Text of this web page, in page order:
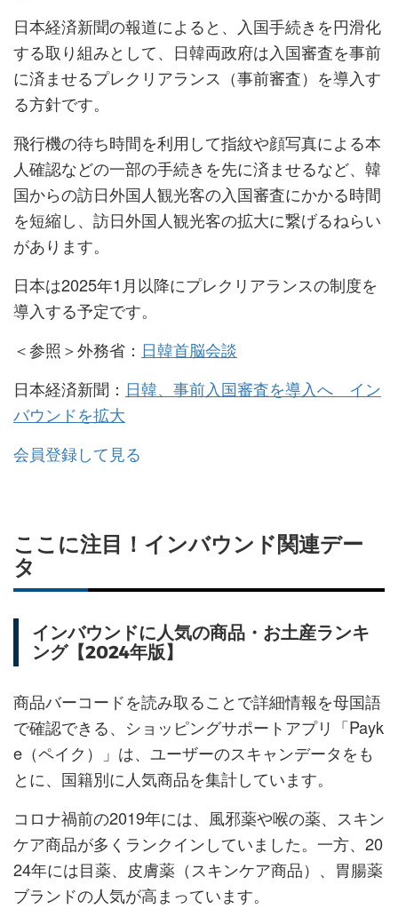
日本経済新聞の報道によると、入国手続きを円滑化
する取り組みとして、日韓両政府は入国審査を事前
に済ませるプレクリアランス（事前審査）を導入す
る方針です。
飛行機の待ち時間を利用して指紋や顔写真による本
人確認などの一部の手続きを先に済ませるなど、韓
国からの訪日外国人観光客の入国審査にかかる時間
を短縮し、訪日外国人観光客の拡大に繋げるねらい
があります。
日本は2025年1月以降にプレクリアランスの制度を
導入する予定です。
＜参照＞外務省： 日韓首脳会談
日本経済新聞： 日韓、事前入国審査を導入へ イン
バウンドを拡大
会員登録して見る
ここに注目！インバウンド関連デー
タ
インバウンドに人気の商品・お土産ランキ
ング【2024年版】
商品バーコードを読み取ることで詳細情報を母国語
で確認できる、ショッピングサポートアプリ「Payk
e（ペイク）」は、ユーザーのスキャンデータをも
とに、国籍別に人気商品を集計しています。
コロナ禍前の2019年には、風邪薬や喉の薬、スキン
ケア商品が多くランクインしていました。一方、20
24年には目薬、皮膚薬（スキンケア商品）、胃腸薬
ブランドの人気が高まっています。